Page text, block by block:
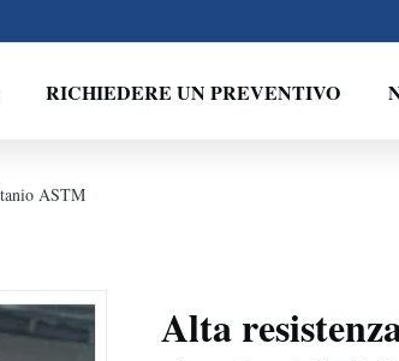
RICHIEDERE UN PREVENTIVO
ASTM
Alta